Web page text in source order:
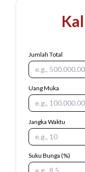
Jumlah Total
Uang Muka
Jangka Waktu
Suku Bunga (%)